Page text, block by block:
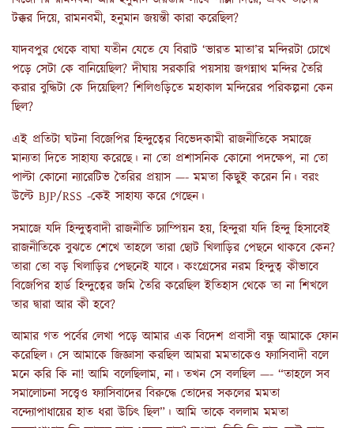
টক্কর দিয়ে, রামনবমী, হনুমান জয়ন্তী কারা করেছিল?
যাদবপুর থেকে বাঘা যতীন যেতে যে বিরাট ‘ভারত মাতা’র মন্দিরটা চোখে
পড়ে সেটা কে বানিয়েছিল? দীঘায় সরকারি পয়সায় জগন্নাথ মন্দির তৈরি
করার বুদ্ধিটা কে দিয়েছিল? শিলিগুড়িতে মহাকাল মন্দিরের পরিকল্পনা কেন
ছিল?
এই প্রতিটা ঘটনা বিজেপির হিন্দুত্বের বিভেদকামী রাজনীতিকে সমাজে
মান্যতা দিতে সাহায্য করেছে। না তো প্রশাসনিক কোনো পদক্ষেপ, না তো
পাল্টা কোনো ন্যারেটিভ তৈরির প্রয়াস —- মমতা কিছুই করেন নি। বরং
উল্টে BJP/RSS -কেই সাহায্য করে গেছেন।
সমাজে যদি হিন্দুত্ববাদী রাজনীতি চ্যাম্পিয়ন হয়, হিন্দুরা যদি হিন্দু হিসাবেই
রাজনীতিকে বুঝতে শেখে তাহলে তারা ছোট খিলাড়ির পেছনে থাকবে কেন?
তারা তো বড় খিলাড়ির পেছনেই যাবে। কংগ্রেসের নরম হিন্দুত্ব কীভাবে
বিজেপির হার্ড হিন্দুত্বের জমি তৈরি করেছিল ইতিহাস থেকে তা না শিখলে
তার দ্বারা আর কী হবে?
আমার গত পর্বের লেখা পড়ে আমার এক বিদেশ প্রবাসী বন্ধু আমাকে ফোন
করেছিল। সে আমাকে জিজ্ঞাসা করছিল আমরা মমতাকেও ফ্যাসিবাদী বলে
মনে করি কি না! আমি বলেছিলাম, না। তখন সে বলছিল —- “তাহলে সব
সমালোচনা সত্ত্বেও ফ্যাসিবাদের বিরুদ্ধে তোদের সকলের মমতা
বন্দ্যোপাধায়ের হাত ধরা উচিৎ ছিল”। আমি তাকে বললাম মমতা